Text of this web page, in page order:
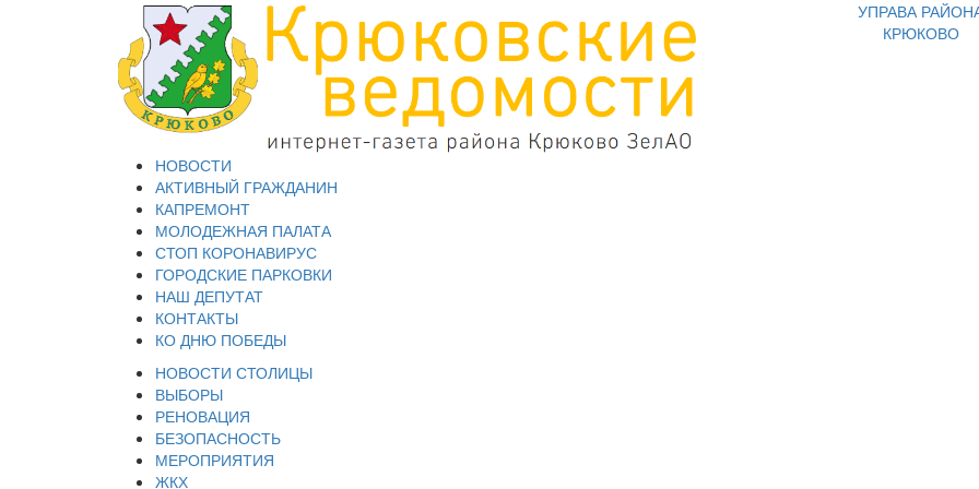
УПРАВА
КРЮКОВО
НОВОСТИ
АКТИВНЫЙ ГРАЖДАНИН
КАПРЕМОНТ
МОЛОДЕЖНАЯ ПАЛАТА
СТОП КОРОНАВИРУС
ГОРОДСКИЕ ПАРКОВКИ
НАШ ДЕПУТАТ
КОНТАКТЫ
КО ДНЮ ПОБЕДЫ
НОВОСТИ СТОЛИЦЫ
ВЫБОРЫ
РЕНОВАЦИЯ
БЕЗОПАСНОСТЬ
МЕРОПРИЯТИЯ
ЖКХ